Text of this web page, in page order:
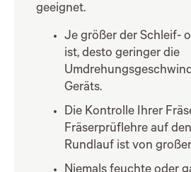
geeignet.
Je größer der Schleif-
ist, desto geringer die
Geräts.
Die Kontrolle Ihrer
Fräserprüflehre auf
Rundlauf ist von